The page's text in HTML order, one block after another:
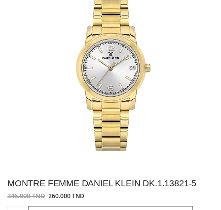
MONTRE FEMME DANIEL KLEIN DK.1.13821-5
346.000 TND 260.000 TND